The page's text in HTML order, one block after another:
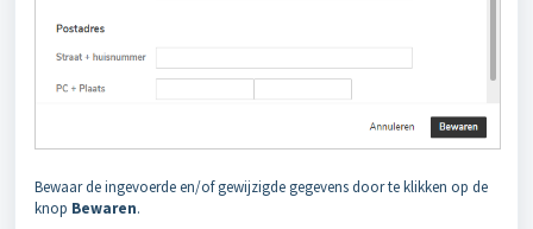
Bewaar de ingevoerde en/of gewijzigde gegevens door te klikken op de
knop Bewaren.